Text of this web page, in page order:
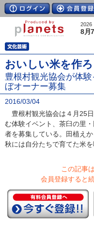
2026
8月
おいしい米を作ろ
豊根村観光協会が体
ぼオーナー募集
2016/03/04
豊根村観光協会は４月25
む体験イベント、茶臼の里
者を募集している。田植え
秋には自分たちで育てた米
この記事
会員登録すると